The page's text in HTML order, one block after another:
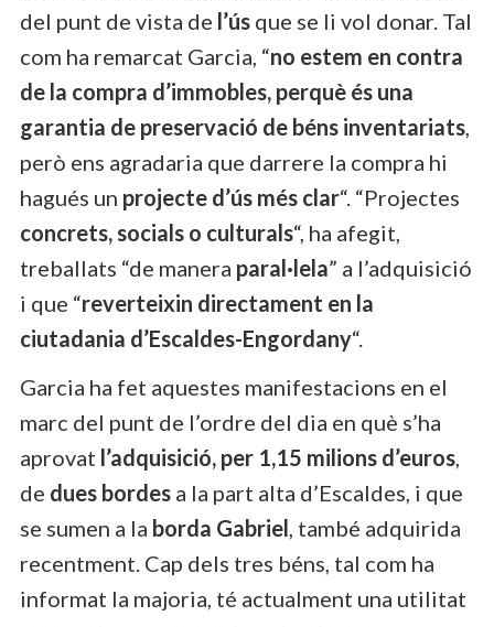
del punt de vista de l’ús que se li vol donar. Tal
com ha remarcat Garcia, “no estem en contra
de la compra d’immobles, perquè és una
garantia de preservació de béns inventariats,
però ens agradaria que darrere la compra hi
hagués un projecte d’ús més clar“. “Projectes
concrets, socials o culturals“, ha afegit,
treballats “de manera paral·lela” a l’adquisició
i que “reverteixin directament en la
ciutadania d’Escaldes-Engordany“.
Garcia ha fet aquestes manifestacions en el
marc del punt de l’ordre del dia en què s’ha
aprovat l’adquisició, per 1,15 milions d’euros,
de dues bordes a la part alta d’Escaldes, i que
se sumen a la borda Gabriel, també adquirida
recentment. Cap dels tres béns, tal com ha
informat la majoria, té actualment una utilitat